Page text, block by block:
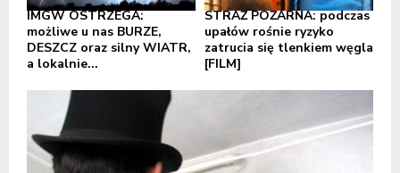
IMGW OSTRZEGA:
możliwe u nas BURZE,
DESZCZ oraz silny WIATR,
a lokalnie...
STRAŻ POŻARNA: podczas
upałów rośnie ryzyko
zatrucia się tlenkiem węgla
[FILM]